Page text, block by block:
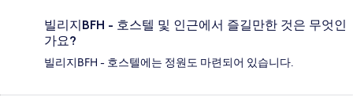
빌리지BFH - 호스텔 및 인근에서 즐길만한 것은 무엇인
가요?
빌리지BFH - 호스텔에는 정원도 마련되어 있습니다.